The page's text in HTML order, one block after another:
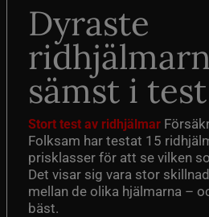
Dyraste
sämst i test
Stort test av ridhjälmar
Folksam har testat 15
prisklasser för att se vilken
Det visar sig vara stor
mellan de olika hjälmarna –
bäst.